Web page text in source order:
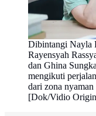
Dibintangi Nayla
Rayensyah
dan Ghina
mengikuti
dari zona
[Dok/Vidio